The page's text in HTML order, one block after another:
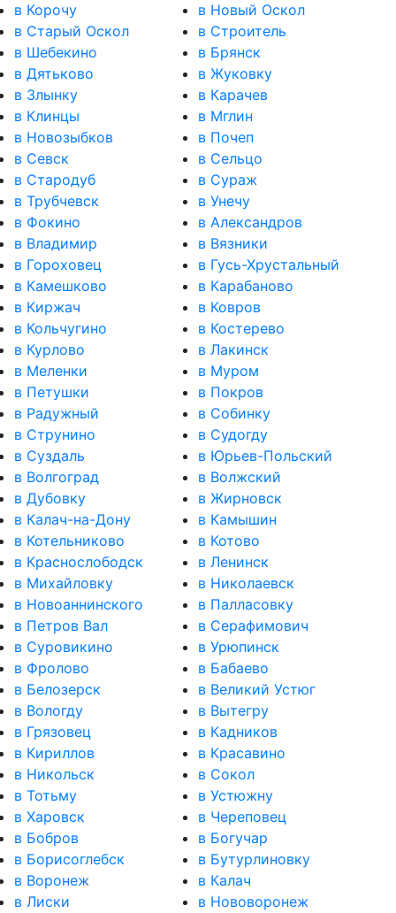
в Корочу
в Новый Оскол
в Старый Оскол
в Строитель
в Шебекино
в Брянск
в Дятьково
в Жуковку
в Злынку
в Карачев
в Клинцы
в Мглин
в Новозыбков
в Почеп
в Севск
в Сельцо
в Стародуб
в Сураж
в Трубчевск
в Унечу
в Фокино
в Александров
в Владимир
в Вязники
в Гороховец
в Гусь-Хрустальный
в Камешково
в Карабаново
в Киржач
в Ковров
в Кольчугино
в Костерево
в Курлово
в Лакинск
в Меленки
в Муром
в Петушки
в Покров
в Радужный
в Собинку
в Струнино
в Судогду
в Суздаль
в Юрьев-Польский
в Волгоград
в Волжский
в Дубовку
в Жирновск
в Калач-на-Дону
в Камышин
в Котельниково
в Котово
в Краснослободск
в Ленинск
в Михайловку
в Николаевск
в Новоаннинского
в Палласовку
в Петров Вал
в Серафимович
в Суровикино
в Урюпинск
в Фролово
в Бабаево
в Белозерск
в Великий Устюг
в Вологду
в Вытегру
в Грязовец
в Кадников
в Кириллов
в Красавино
в Никольск
в Сокол
в Тотьму
в Устюжну
в Харовск
в Череповец
в Бобров
в Богучар
в Борисоглебск
в Бутурлиновку
в Воронеж
в Калач
в Лиски
в Нововоронеж